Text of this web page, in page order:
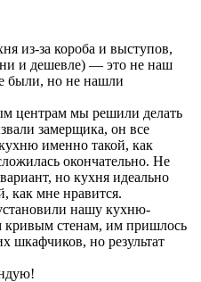
из-за короба и выступов,
и дешевле) — это не наш
были, но не нашли
центрам мы решили делать
замерщика, он все
именно такой, как
окончательно. Не
но кухня идеально
как мне нравится.
нашу кухню-
кривым стенам, им пришлось
шкафчиков, но результат